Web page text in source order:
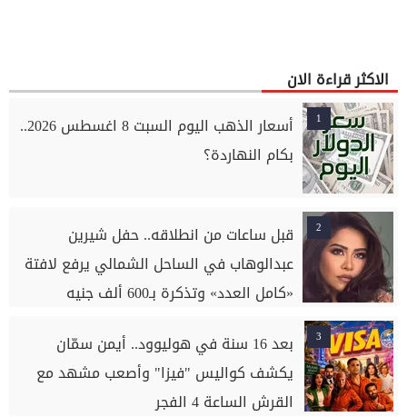
الاكثر قراءة الان
1
أسعار الذهب اليوم السبت 8 اغسطس 2026..
بكام النهاردة؟
2
قبل ساعات من انطلاقه.. حفل شيرين
عبدالوهاب في الساحل الشمالي يرفع لافتة
«كامل العدد» وتذكرة بـ600 ألف جنيه
3
بعد 16 سنة في هوليوود.. أيمن سمّان
يكشف كواليس "فيزا" وأصعب مشهد مع
القرش الساعة 4 الفجر